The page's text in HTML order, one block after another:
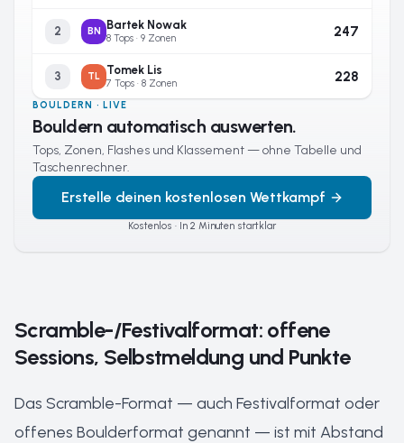
2 BN Bartek Nowak
8 Tops · 9 Zonen 247
3 TL Tomek Lis
7 Tops · 8 Zonen 228
BOULDERN · LIVE
Bouldern automatisch auswerten.
Tops, Zonen, Flashes und Klassement — ohne Tabelle und
Taschenrechner.
Erstelle deinen kostenlosen Wettkampf
Kostenlos · In 2 Minuten startklar
Scramble-/Festivalformat: offene
Sessions, Selbstmeldung und Punkte
Das Scramble-Format — auch Festivalformat oder
offenes Boulderformat genannt — ist mit Abstand